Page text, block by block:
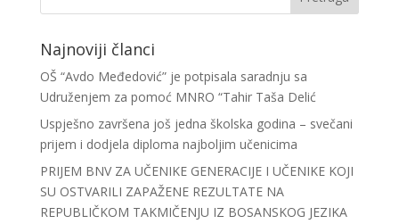
Najnoviji članci
OŠ “Avdo Međedović” je potpisala saradnju sa
Udruženjem za pomoć MNRO “Tahir Taša Delić
Uspješno završena još jedna školska godina – svečani
prijem i dodjela diploma najboljim učenicima
PRIJEM BNV ZA UČENIKE GENERACIJE I UČENIKE KOJI
SU OSTVARILI ZAPAŽENE REZULTATE NA
REPUBLIČKOM TAKMIČENJU IZ BOSANSKOG JEZIKA